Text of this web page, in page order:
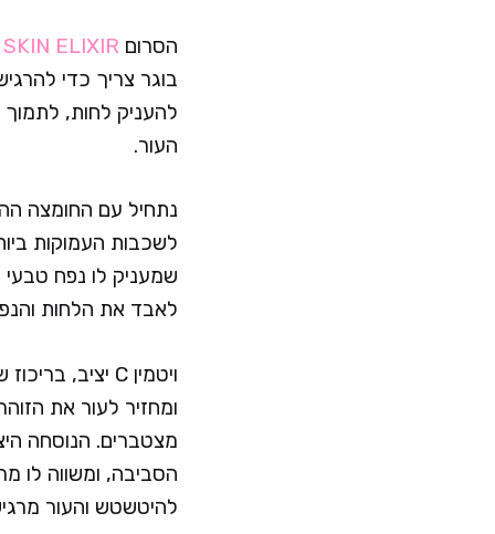
הסרום SKIN ELIXIR
בוגר צריך כדי
להעניק לחות,
העור.
נתחיל עם החומצה
לשכבות העמוקות
שמעניק לו נפח
לאבד את הלחות
ומחזיר לעור את
הסביבה, ומשווה לו
להיטשטש והעור